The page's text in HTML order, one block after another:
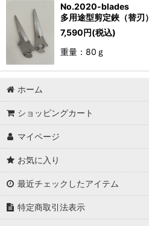
No.2020-blades
多用途型剪定鋏（替刃）
7,590円(税込)
重量：80ｇ
ホーム
ショッピングカート
マイページ
お気に入り
最近チェックしたアイテム
特定商取引法表示